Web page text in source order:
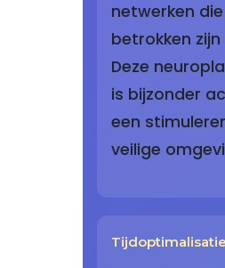
netwerken die
betrokken
Deze
is bijzonder
een
veilige
Tijdoptimalisatie